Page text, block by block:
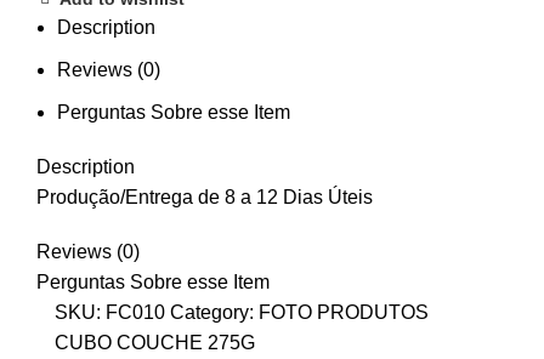
Description
Reviews (0)
Perguntas Sobre esse Item
Description
Produção/Entrega de 8 a 12 Dias Úteis
Reviews (0)
Perguntas Sobre esse Item
SKU: FC010 Category: FOTO PRODUTOS
CUBO COUCHE 275G